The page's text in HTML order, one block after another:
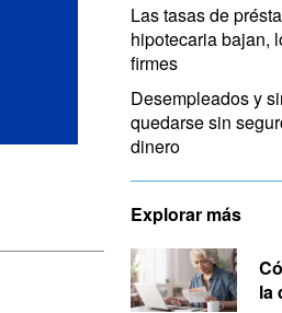
Las tasas de
hipotecaria bajan,
firmes
Desempleados y
quedarse sin
dinero
Explorar más
la